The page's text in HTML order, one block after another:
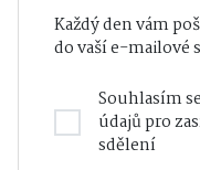
Každý den vám
do vaší e-mailové
Souhlasím se
údajůpro
sdělení